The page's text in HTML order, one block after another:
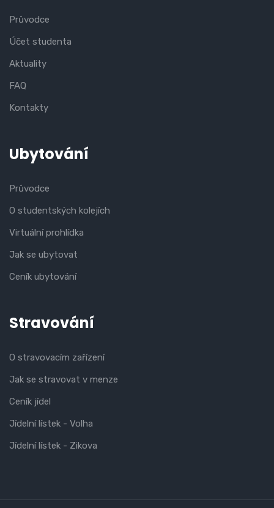
Průvodce
Účet studenta
Aktuality
FAQ
Kontakty
Ubytování
Průvodce
O studentských kolejích
Virtuální prohlídka
Jak se ubytovat
Ceník ubytování
Stravování
O stravovacím zařízení
Jak se stravovat v menze
Ceník jídel
Jídelní lístek - Volha
Jídelní lístek - Zikova